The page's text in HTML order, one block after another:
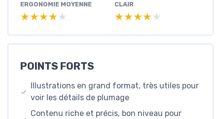
ERGONOMIE MOYENNE
★★★★★
★★★★★
CLAIR
★★★★★
★★★★★
POINTS FORTS
Illustrations en grand format, très utiles pour
voir les détails de plumage
Contenu riche et précis, bon niveau pour